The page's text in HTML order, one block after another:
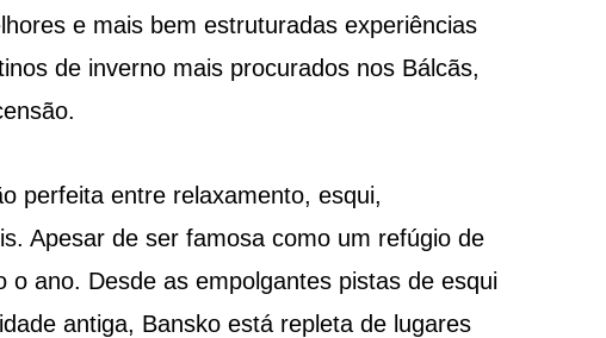
e mais bem estruturadas experiências
de inverno mais procurados nos Bálcãs,
perfeita entre relaxamento, esqui,
Apesar de ser famosa como um refúgio de
ano. Desde as empolgantes pistas de esqui
antiga, Bansko está repleta de lugares